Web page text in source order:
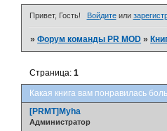
Привет, Гость! Войдитеили
»Форум команды PR MOD »
Какая книга вам понравилась
Страница:1
[PRMT]Myha
Администратор